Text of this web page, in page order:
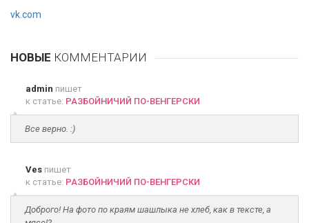
vk.com
НОВЫЕ КОММЕНТАРИИ
admin пишет
к статье: РАЗБОЙНИЧИЙ ПО-ВЕНГЕРСКИ
Все верно. :)
Ves пишет
к статье: РАЗБОЙНИЧИЙ ПО-ВЕНГЕРСКИ
Доброго! На фото по краям шашлыка не хлеб, как в тексте, а